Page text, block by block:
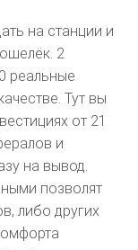
на станции и
2
реальные
Тут вы
от 21
и
на вывод.
позволят
либо других